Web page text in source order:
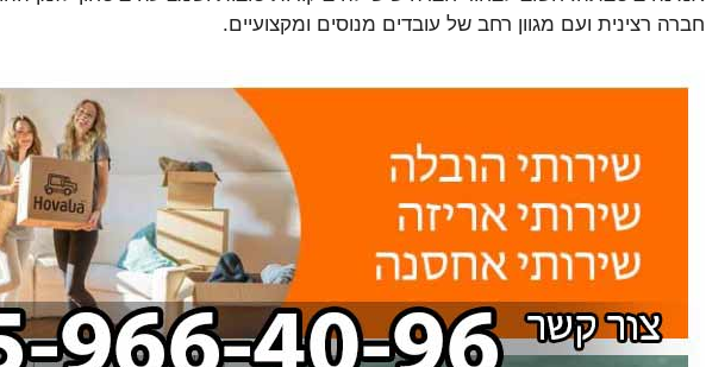
חברה רצינית ועם מגוון רחב של עובדים מנוסים ומקצועיים.